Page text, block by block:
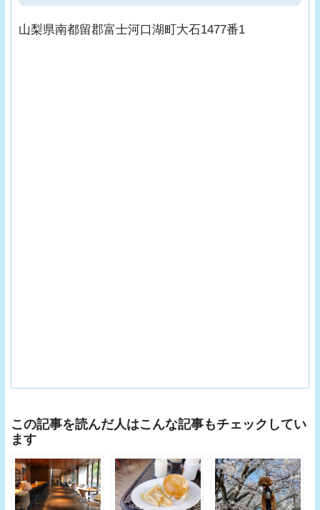
山梨県南都留郡富士河口湖町大石1477番1
この記事を読んだ人はこんな記事もチェックしてい
ます